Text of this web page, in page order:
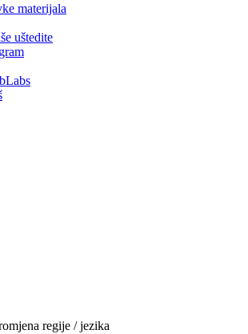
materijala
uštedite
regije / jezika